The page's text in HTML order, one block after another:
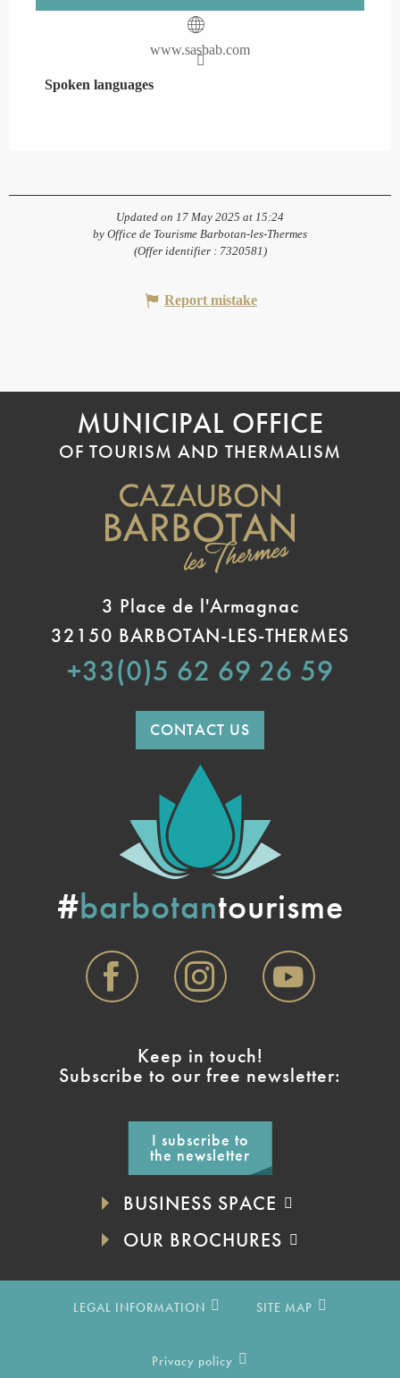
www.sasbab.com
Spoken languages
Spoken languages
Updated on 17 May 2025 at 15:24
by Office de Tourisme Barbotan-les-Thermes
(Offer identifier : 7320581 )
Report mistake
MUNICIPAL OFFICE
OF TOURISM AND THERMALISM
3 Place de l'Armagnac
32150 BARBOTAN-LES-THERMES
+33(0)5 62 69 26 59
CONTACT US
#barbotantourisme
Keep in touch!
Subscribe to our free newsletter:
I subscribe to
the newsletter
BUSINESS SPACE
OUR BROCHURES
LEGAL INFORMATION SITE MAP
Privacy policy